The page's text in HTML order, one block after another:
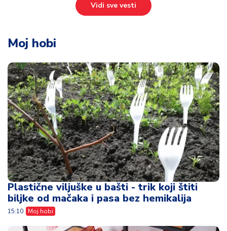
Vidi sve vesti
Moj hobi
Plastične viljuške u bašti - trik koji štiti
biljke od mačaka i pasa bez hemikalija
15:10 Moj hobi